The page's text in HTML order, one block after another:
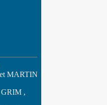
MARTIN
GRIM ,